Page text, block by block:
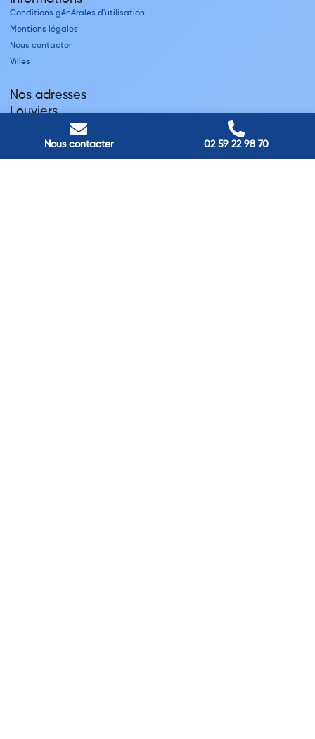
Nous contacter 02 59 22 98 70
Conditions générales d'utilisation
Mentions légales
Nous contacter
Villes
Nos adresses
Louviers
45 avenue Winston Churchill, Louviers, France
Pont-Audemer